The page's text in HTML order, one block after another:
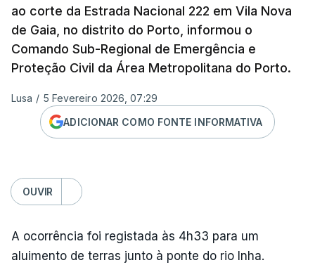
ao corte da Estrada Nacional 222 em Vila Nova
de Gaia, no distrito do Porto, informou o
Comando Sub-Regional de Emergência e
Proteção Civil da Área Metropolitana do Porto.
Lusa / 5 Fevereiro 2026, 07:29
ADICIONAR COMO FONTE INFORMATIVA
OUVIR
A ocorrência foi registada às 4h33 para um
aluimento de terras junto à ponte do rio Inha.